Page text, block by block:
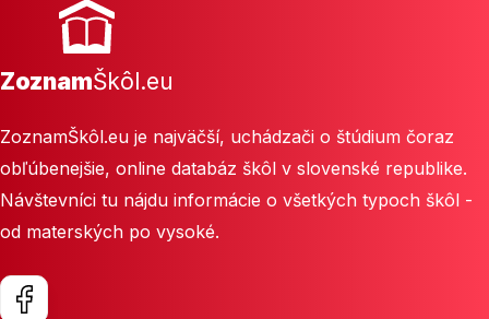
ZoznamŠkôl.eu
ZoznamŠkôl.eu je najväčší, uchádzači o štúdium čoraz
obľúbenejšie, online databáz škôl v slovenské republike.
Návštevníci tu nájdu informácie o všetkých typoch škôl -
od materských po vysoké.